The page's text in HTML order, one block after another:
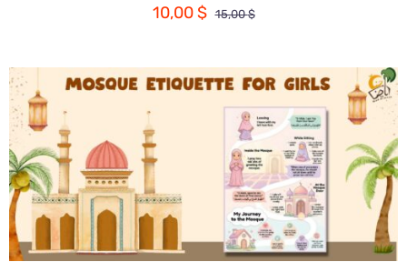
15,00$
السعر
هو:
15,00 $.
10,00$
السعر
هو:
10,00 $.